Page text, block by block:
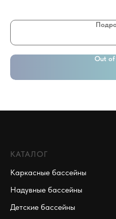
Out of
КАТАЛОГ
Каркасные бассейны
Надувные бассейны
Детские бассейны